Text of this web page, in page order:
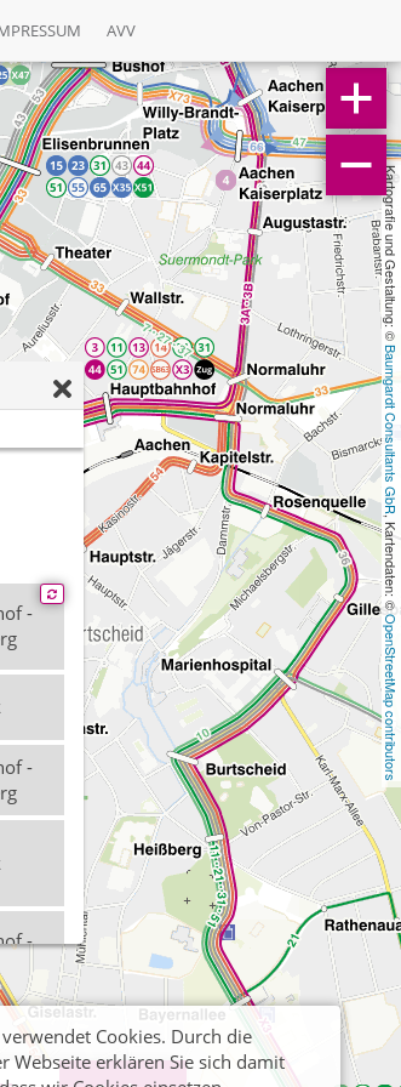
AVV
Kartografie und Gestaltung: ©
Baumgardt Consultants GbR
, Kartendaten: ©
OpenStreetMap contributors
-
-
-
Cookies. Durch die
Webseite erklären Sie sich damit